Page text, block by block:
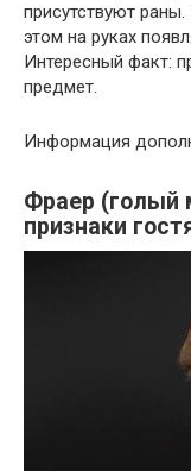
присутствуют
этом на руках
Интересный факт:
предмет.
Информация
Фраер (голый
признаки